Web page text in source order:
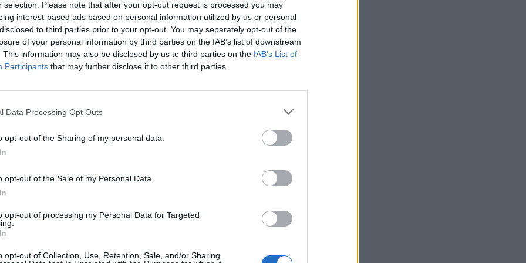
selection. Please note that after your opt-out request is processed you may
interest-based ads based on personal information utilized by us or personal
to third parties prior to your opt-out. You may separately opt-out of the
of your personal information by third parties on the IAB’s list of downstream
This information may also be disclosed by us to third parties on the IAB’s List of
Participants that may further disclose it to other third parties.
Data Processing Opt Outs
opt-out of the Sharing of my personal data.
opt-out of the Sale of my Personal Data.
opt-out of processing my Personal Data for Targeted
opt-out of Collection, Use, Retention, Sale, and/or Sharing
Άννα Καφέτση, ιστορικό τέχνης και
του μουσείου.
πίσω από τη δημιουργία του
οργάνωσε από το μηδέν, χτίζοντας βήμα-
θεσμική του ταυτότητα.
θεσμός σύγχρονης τέχνης στην Ελλάδα,
του, με αδιάκοπη πίστη στην ανάγκη